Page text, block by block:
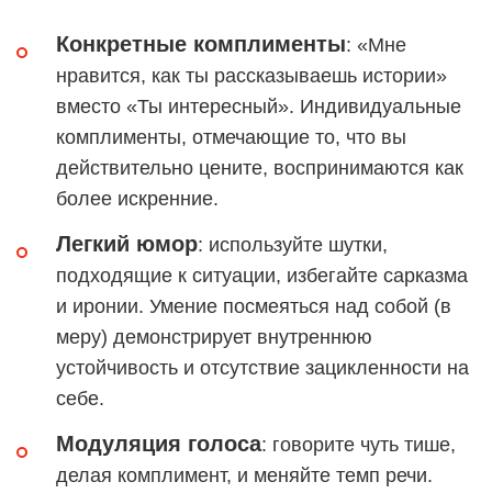
Конкретные комплименты: «Мне
нравится, как ты рассказываешь истории»
вместо «Ты интересный». Индивидуальные
комплименты, отмечающие то, что вы
действительно цените, воспринимаются как
более искренние.
Легкий юмор: используйте шутки,
подходящие к ситуации, избегайте сарказма
и иронии. Умение посмеяться над собой (в
меру) демонстрирует внутреннюю
устойчивость и отсутствие зацикленности на
себе.
Модуляция голоса: говорите чуть тише,
делая комплимент, и меняйте темп речи.